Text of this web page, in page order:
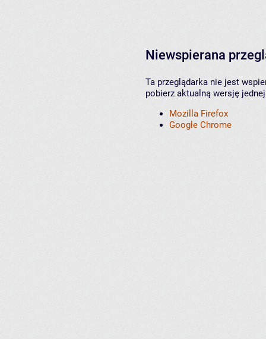
Niewspierana
Ta przeglądarka nie jest
pobierz aktualną wersję
Mozilla Firefox
Google Chrome